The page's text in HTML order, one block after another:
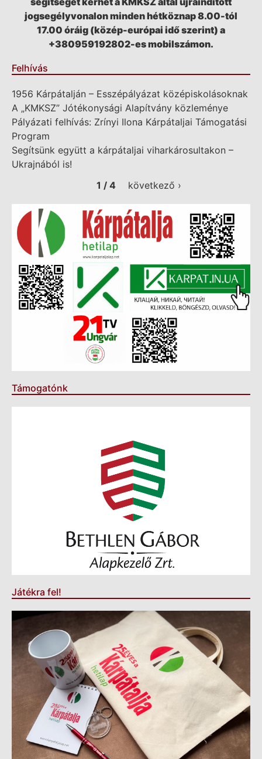
jogsegélyvonalon minden hétköznap 8.00-tól
17.00 óráig (közép-európai idő szerint) a
+380959192802-es mobilszámon.
Felhívás
1956 Kárpátalján – Esszépályázat középiskolásoknak
A „KMKSZ” Jótékonysági Alapítvány közleménye
Pályázati felhívás: Zrínyi Ilona Kárpátaljai Támogatási
Program
Segítsünk együtt a kárpátaljai viharkárosultakon –
Ukrajnából is!
1 / 4
következő ›
Támogatónk
Játékra fel!